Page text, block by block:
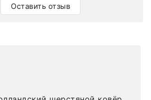
Оставить отзыв